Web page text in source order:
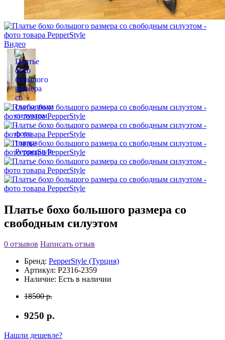
Видео
Платье бохо большого размера со
свободным силуэтом
0 отзывов Написать отзыв
Бренд: PepperStyle (Турция)
Артикул: P2316-2359
Наличие: Есть в наличии
18500 р.
9250 р.
Нашли дешевле?